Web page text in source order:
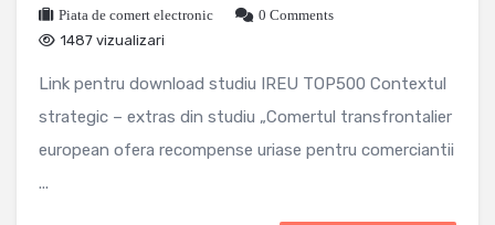
Piata de comert electronic
0 Comments
1487 vizualizari
Link pentru download studiu IREU TOP500 Contextul
strategic – extras din studiu „Comertul transfrontalier
european ofera recompense uriase pentru comerciantii
...